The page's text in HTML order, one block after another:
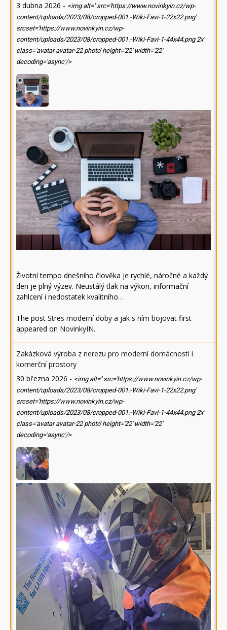
3 dubna 2026 - <img alt='' src='https://www.novinkyin.cz/wp-
content/uploads/2023/08/cropped-001.-Wiki-Favi-1-22x22.png'
srcset='https://www.novinkyin.cz/wp-
content/uploads/2023/08/cropped-001.-Wiki-Favi-1-44x44.png 2x'
class='avatar avatar-22 photo' height='22' width='22'
decoding='async'/>
Životní tempo dnešního člověka je rychlé, náročné a každý
den je plný výzev. Neustálý tlak na výkon, informační
zahlcení i nedostatek kvalitního…
The post Stres moderní doby a jak s ním bojovat first
appeared on NovinkyIN.
Zakázková výroba z nerezu pro moderní domácnosti i
komerční prostory
30 března 2026 - <img alt='' src='https://www.novinkyin.cz/wp-
content/uploads/2023/08/cropped-001.-Wiki-Favi-1-22x22.png'
srcset='https://www.novinkyin.cz/wp-
content/uploads/2023/08/cropped-001.-Wiki-Favi-1-44x44.png 2x'
class='avatar avatar-22 photo' height='22' width='22'
decoding='async'/>